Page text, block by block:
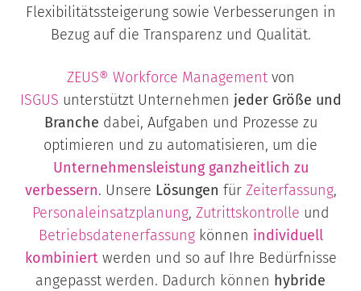
Flexibilitätssteigerung sowie Verbesserungen in
Bezug auf die Transparenz und Qualität.
ZEUS® Workforce Managementvon
ISGUS unterstützt Unternehmen jeder Größe und
Branche dabei, Aufgaben und Prozesse zu
optimieren und zu automatisieren, um die
Unternehmensleistung ganzheitlich zu
verbessern. Unsere Lösungen für Zeiterfassung,
Personaleinsatzplanung, Zutrittskontrolle und
Betriebsdatenerfassungkönnen individuell
kombiniertwerden und so auf Ihre Bedürfnisse
angepasst werden. Dadurch können hybride